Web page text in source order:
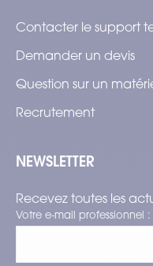
Contacter le support
Demander un devis
Question sur un
Recrutement
NEWSLETTER
Recevez toutes les
Votre e-mail professionnel :